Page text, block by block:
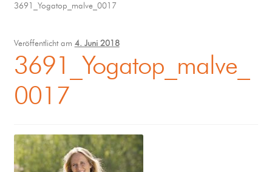
Mein Angebot
Coaching
Klangmassage
3691_Yogatop_malve_0017
Veröffentlicht am 4. Juni 2018
3691_Yogatop_malve_
0017